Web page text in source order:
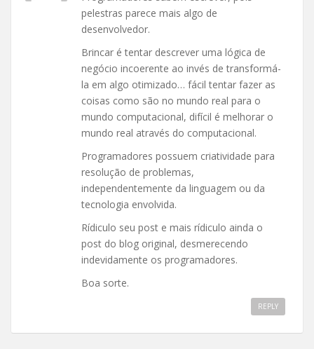
pelestras parece mais algo de
desenvolvedor.
Brincar é tentar descrever uma lógica de
negócio incoerente ao invés de transformá-
la em algo otimizado… fácil tentar fazer as
coisas como são no mundo real para o
mundo computacional, difícil é melhorar o
mundo real através do computacional.
Programadores possuem criatividade para
resolução de problemas,
independentemente da linguagem ou da
tecnologia envolvida.
Rídiculo seu post e mais rídiculo ainda o
post do blog original, desmerecendo
indevidamente os programadores.
Boa sorte.
REPLY